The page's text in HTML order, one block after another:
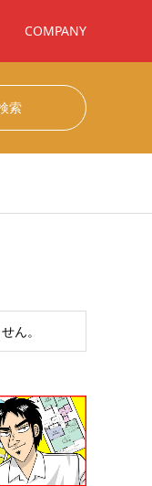
COMPANY
ん。